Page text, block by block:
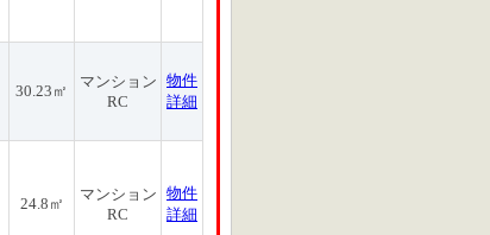
30.23㎡
マンション
RC
物件
詳細
24.8㎡
マンション
RC
物件
詳細